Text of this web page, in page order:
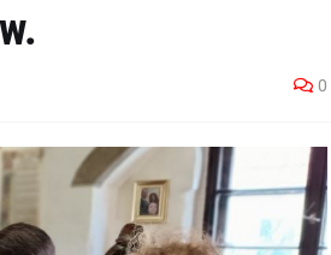
0